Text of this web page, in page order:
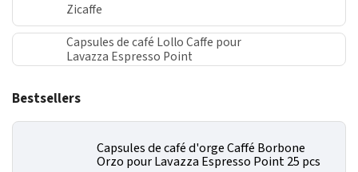
Zicaffe
Capsules de café Lollo Caffe pour
Lavazza Espresso Point
Bestsellers
Capsules de café d'orge Caffé Borbone
Orzo pour Lavazza Espresso Point 25 pcs